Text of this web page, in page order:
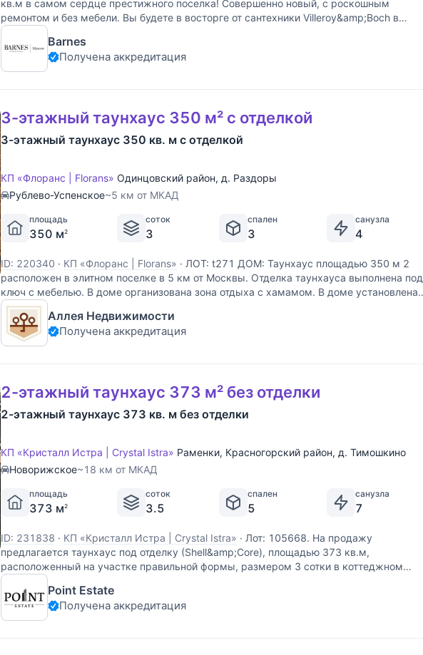
кв.м в самом сердце престижного поселка! Совершенно новый, с роскошным
ремонтом и без мебели. Вы будете в восторге от сантехники Villeroy&amp;Boch в
санузлах, паркетных полах и роскошных отделочных материалах
Barnes
Получена аккредитация
3-этажный таунхаус 350 м² с отделкой
3-этажный таунхаус 350 кв. м с отделкой
КП «Флоранс | Florans» Одинцовский район, д. Раздоры
Рублево-Успенское~5 км от МКАД
площадь
350 м2
соток
3
спален
3
санузла
4
ID: 220340 · КП «Флоранс | Florans» · ЛОТ: t271 ДОМ: Таунхаус площадью 350 м 2
расположен в элитном поселке в 5 км от Москвы. Отделка таунхауса выполнена под
ключ с мебелью. В доме организована зона отдыха с хамамом. В доме установлена
современная техника. Интерьер выдержан в
Аллея Недвижимости
Получена аккредитация
2-этажный таунхаус 373 м² без отделки
2-этажный таунхаус 373 кв. м без отделки
КП «Кристалл Истра | Crystal Istra» Раменки, Красногорский район, д. Тимошкино
Новорижское~18 км от МКАД
площадь
373 м2
соток
3.5
спален
5
санузла
7
ID: 231838 · КП «Кристалл Истра | Crystal Istra» · Лот: 105668. На продажу
предлагается таунхаус под отделку (Shell&amp;Core), площадью 373 кв.м,
расположенный на участке правильной формы, размером 3 сотки в коттеджном
поселке "Crystal Istra (Кристал Истра)". Планировка: 1-й уровень: гостиная
Point Estate
Получена аккредитация